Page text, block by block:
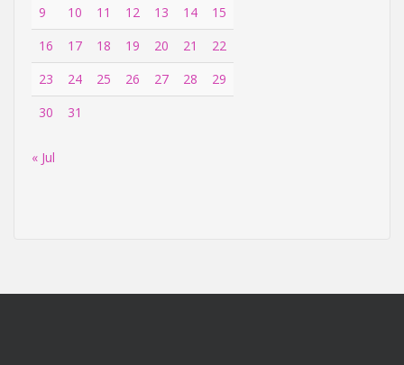
9
10 11 12 13 14
15
16
17 18 19 20 21
22
23
24 25 26 27 28
29
30
31
« Jul